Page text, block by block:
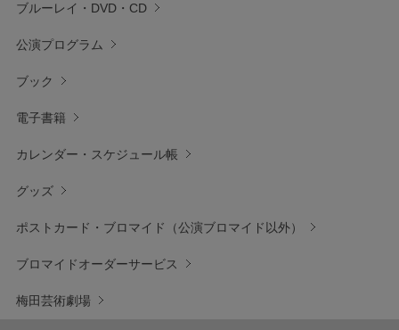
ブルーレイ・DVD・CD
公演プログラム
ブック
電子書籍
カレンダー・スケジュール帳
グッズ
ポストカード・ブロマイド（公演ブロマイド以外）
ブロマイドオーダーサービス
梅田芸術劇場